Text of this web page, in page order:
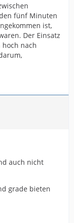
fünf Minuten
ist,
Der Einsatz
nach
auch nicht
grade bieten